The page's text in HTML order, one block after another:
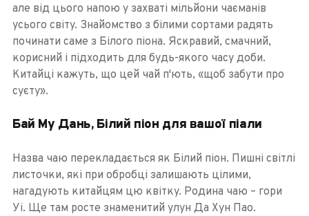
але від цього напою у захваті мільйони чаєманів
усього світу. Знайомство з білими сортами радять
починати саме з Білого піона. Яскравий, смачний,
корисний і підходить для будь-якого часу доби.
Китайці кажуть, що цей чай п'ють, «щоб забути про
суєту».
Бай Му Дань, Білий піон для вашої піали
Назва чаю перекладається як Білий піон. Пишні світлі
листочки, які при обробці залишають цілими,
нагадують китайцям цю квітку. Родина чаю – гори
Уі. Ще там росте знаменитий улун Да Хун Пао.